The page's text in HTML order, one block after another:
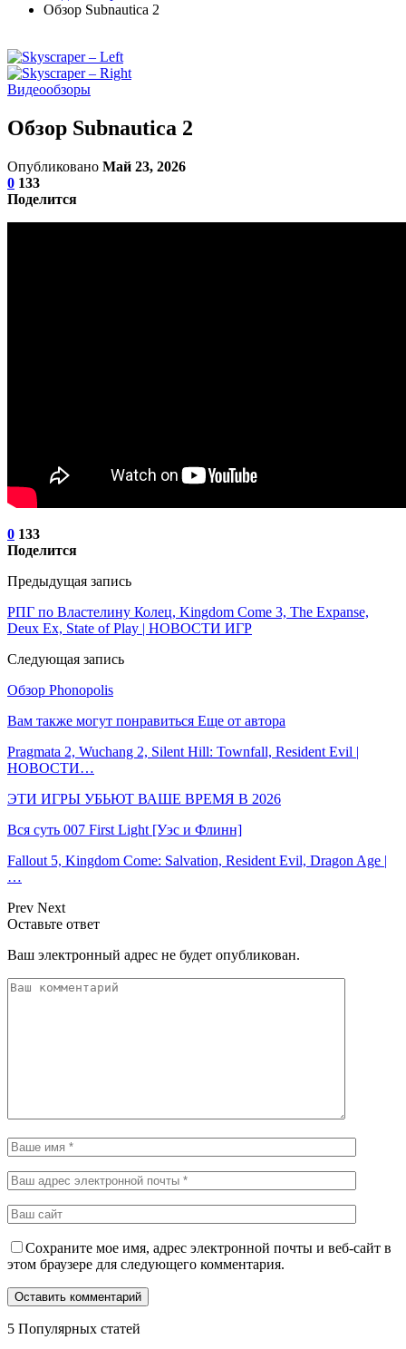
Обзор Subnautica 2
Видеообзоры
Обзор Subnautica 2
Опубликовано Май 23, 2026
0 133
Поделится
0 133
Поделится
Предыдущая запись
РПГ по Властелину Колец, Kingdom Come 3, The Expanse,
Deux Ex, State of Play | НОВОСТИ ИГР
Следующая запись
Обзор Phonopolis
Вам также могут понравиться Еще от автора
Pragmata 2, Wuchang 2, Silent Hill: Townfall, Resident Evil |
НОВОСТИ…
ЭТИ ИГРЫ УБЬЮТ ВАШЕ ВРЕМЯ В 2026
Вся суть 007 First Light [Уэс и Флинн]
Fallout 5, Kingdom Come: Salvation, Resident Evil, Dragon Age |
…
Prev Next
Оставьте ответ
Ваш электронный адрес не будет опубликован.
Сохраните мое имя, адрес электронной почты и веб-сайт в
этом браузере для следующего комментария.
5 Популярных статей